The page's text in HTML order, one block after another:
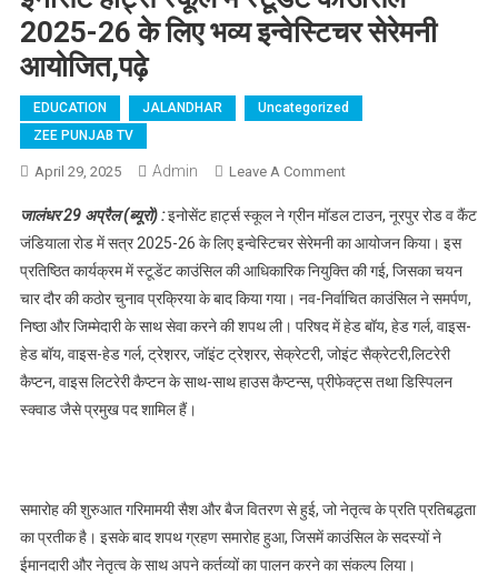
2025-26 के लिए भव्य इन्वेस्टिचर सेरेमनी
आयोजित,पढ़े
EDUCATION JALANDHAR
Uncategorized
ZEE PUNJAB TV
April 29, 2025 Admin Leave A CommentOn इनोसेंट हार्ट्स स्कूल में
26 के लिए भव्य इन्वेस्टिचर
सेरेमनी आयोजित,पढ़े
जालंधर 29 अप्रैल (ब्यूरो) :इनोसेंट हार्ट्स स्कूल ने ग्रीन मॉडल टाउन, नूरपुर रोड व कैंट
जंडियाला रोड में सत्र 2025-26 के लिए इन्वेस्टिचर सेरेमनी का आयोजन किया। इस
प्रतिष्ठित कार्यक्रम में स्टूडेंट काउंसिल की आधिकारिक नियुक्ति की गई, जिसका चयन
चार दौर की कठोर चुनाव प्रक्रिया के बाद किया गया। नव-निर्वाचित काउंसिल ने समर्पण,
निष्ठा और जिम्मेदारी के साथ सेवा करने की शपथ ली। परिषद में हेड बॉय, हेड गर्ल, वाइस-
हेड बॉय, वाइस-हेड गर्ल, ट्रेश़रर, जॉइंट ट्रेश़रर, सेक्रेटरी, जोइंट सैक्रेटरी,लिटरेरी
कैप्टन, वाइस लिटरेरी कैप्टन के साथ-साथ हाउस कैप्टन्स, प्रीफेक्ट्स तथा डिस्पिलन
स्क्वाड जैसे प्रमुख पद शामिल हैं।
समारोह की शुरुआत गरिमामयी सैश और बैज वितरण से हुई, जो नेतृत्व के प्रति प्रतिबद्धता
का प्रतीक है। इसके बाद शपथ ग्रहण समारोह हुआ, जिसमें काउंसिल के सदस्यों ने
ईमानदारी और नेतृत्व के साथ अपने कर्तव्यों का पालन करने का संकल्प लिया।